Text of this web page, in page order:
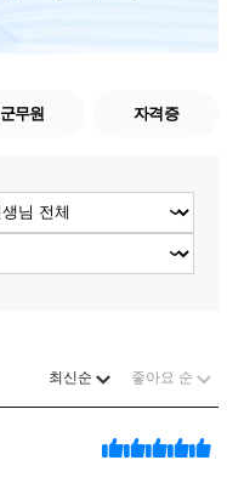
군무원 자격증
정렬
최신순 좋아요 순